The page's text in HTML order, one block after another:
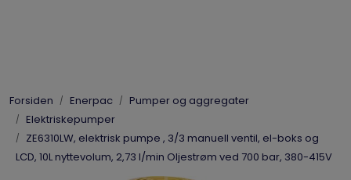
Forsiden Enerpac
Pumper og aggregater
Elektriskepumper
ZE6310LW, elektrisk pumpe , 3/3 manuell ventil, el-boks og
LCD, 10L nyttevolum, 2,73 l/min Oljestrøm ved 700 bar, 380-415V
Enerpac
Hydraulikk